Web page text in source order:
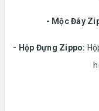
- Mộc Đáy
- Hộp Đựng Zippo: